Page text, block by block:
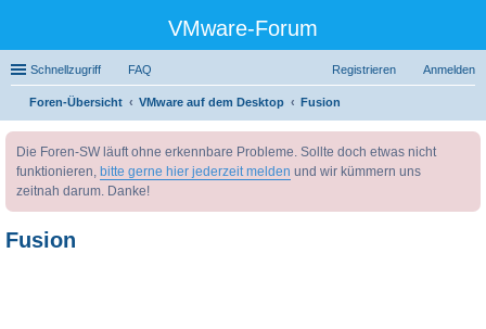
VMware-Forum
Schnellzugriff FAQ Anmelden
Registrieren
Foren-Übersicht VMware auf dem Desktop
Fusion
Die Foren-SW läuft ohne erkennbare Probleme. Sollte doch etwas nicht
funktionieren, bitte gerne hier jederzeit melden und wir kümmern uns
zeitnah darum. Danke!
Fusion